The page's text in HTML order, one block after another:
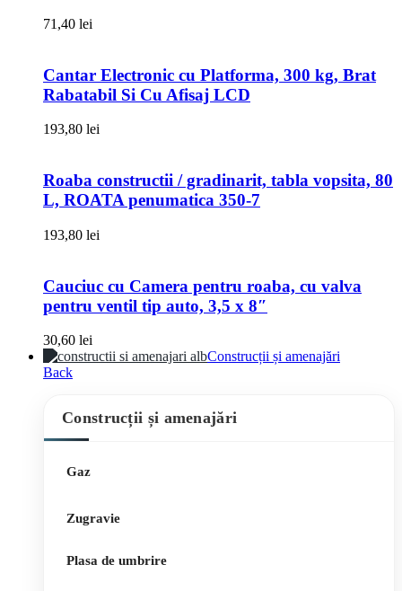
71,40 lei
Cantar Electronic cu Platforma, 300 kg, Brat
Rabatabil Si Cu Afisaj LCD
193,80 lei
Roaba constructii / gradinarit, tabla vopsita, 80
L, ROATA penumatica 350-7
193,80 lei
Cauciuc cu Camera pentru roaba, cu valva
pentru ventil tip auto, 3,5 x 8″
30,60 lei
Construcții și amenajări
Back
Construcții și amenajări
Gaz
Zugravie
Plasa de umbrire